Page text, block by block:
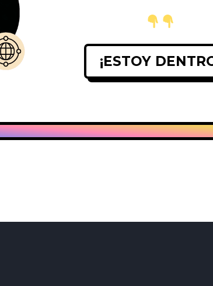
¡ESTOY